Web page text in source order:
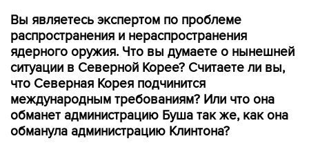
Вы являетесь экспертом по проблеме
распространения и нераспространения
ядерного оружия. Что вы думаете о нынешней
ситуации в Северной Корее? Считаете ли вы,
что Северная Корея подчинится
международным требованиям? Или что она
обманет администрацию Буша так же, как она
обманула администрацию Клинтона?